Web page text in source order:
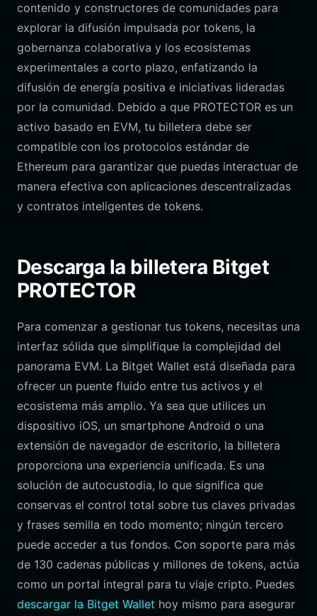
contenido y constructores de comunidades para
explorar la difusión impulsada por tokens, la
gobernanza colaborativa y los ecosistemas
experimentales a corto plazo, enfatizando la
difusión de energía positiva e iniciativas lideradas
por la comunidad. Debido a que PROTECTOR es un
activo basado en EVM, tu billetera debe ser
compatible con los protocolos estándar de
Ethereum para garantizar que puedas interactuar de
manera efectiva con aplicaciones descentralizadas
y contratos inteligentes de tokens.
Descarga la billetera Bitget
PROTECTOR
Para comenzar a gestionar tus tokens, necesitas una
interfaz sólida que simplifique la complejidad del
panorama EVM. La Bitget Wallet está diseñada para
ofrecer un puente fluido entre tus activos y el
ecosistema más amplio. Ya sea que utilices un
dispositivo iOS, un smartphone Android o una
extensión de navegador de escritorio, la billetera
proporciona una experiencia unificada. Es una
solución de autocustodia, lo que significa que
conservas el control total sobre tus claves privadas
y frases semilla en todo momento; ningún tercero
puede acceder a tus fondos. Con soporte para más
de 130 cadenas públicas y millones de tokens, actúa
como un portal integral para tu viaje cripto. Puedes
descargar la Bitget Wallet hoy mismo para asegurar